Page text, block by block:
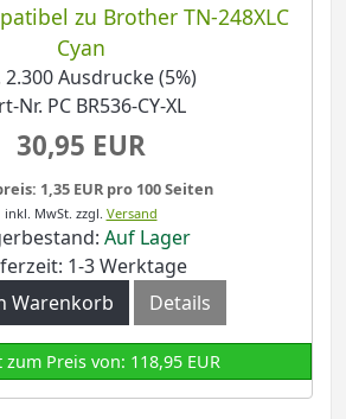
zu Brother TN-248XLC
Cyan
2.300 Ausdrucke (5%)
Nr. PC BR536-CY-XL
30,95 EUR
1,35 EUR pro 100 Seiten
inkl. MwSt. zzgl. Versand
Auf Lager
1-3 Werktage
Warenkorb
Details
zum Preis von: 118,95 EUR